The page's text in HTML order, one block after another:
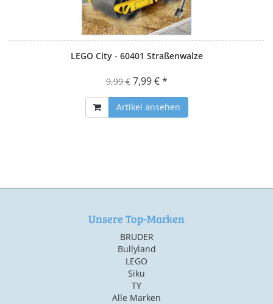
LEGO City - 60401 Straßenwalze
9,99 € 7,99 € *
Artikel ansehen
Unsere Top-Marken
BRUDER
Bullyland
LEGO
Siku
TY
Alle Marken